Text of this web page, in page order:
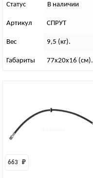
Статус В наличии
Артикул СПРУТ
Вес 9,5 (кг).
Габариты 77х20х16 (см).
663 ₽